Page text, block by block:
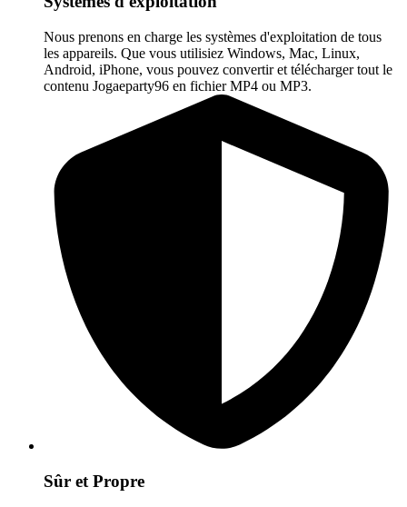
Nous prenons en charge les systèmes d'exploitation de tous
les appareils. Que vous utilisiez Windows, Mac, Linux,
Android, iPhone, vous pouvez convertir et télécharger tout le
contenu Jogaeparty96 en fichier MP4 ou MP3.
Sûr et Propre